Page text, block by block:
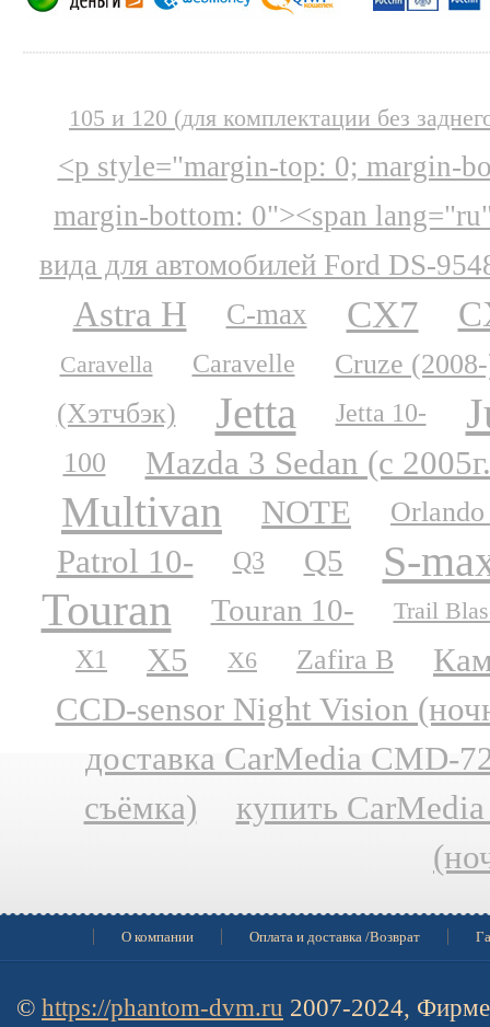
105 и 120 (для комплектации без
<p style="margin-top: 0; margin-
margin-bottom: 0"><span
вида для автомобилей Ford DS-
Astra H C-max CX7
Caravella Caravelle
Cruze
(Хэтчбэк)
Jetta Jetta 10-
100 Mazda 3 Sedan (с
Multivan NOTE
Patrol 10- Q3 Q5 S-
Touran Touran 10- Trail
X1 X5 X6 Zafira B
CCD-sensor Night Vision
доставка CarMedia CMD-
съёмка)
купить
О компании Оплата и доставка /Возврат
© https://phantom-dvm.ru 2007-2024,